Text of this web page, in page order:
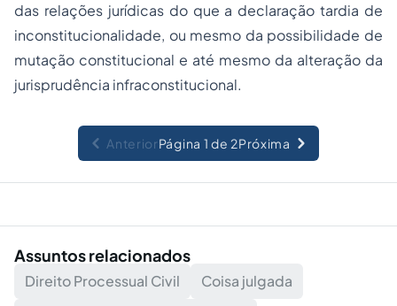
das relações jurídicas do que a declaração tardia de
inconstitucionalidade, ou mesmo da possibilidade de
mutação constitucional e até mesmo da alteração da
jurisprudência infraconstitucional.
AnteriorPágina 1 de 2Próxima
Assuntos relacionados
Direito Processual Civil
Coisa julgada